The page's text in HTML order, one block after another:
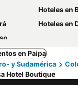
Hoteles en
Hoteles en
en Paipa
y Sudamérica
Hotel Boutique